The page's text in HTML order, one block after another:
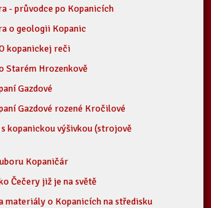
- průvodce po Kopanicích
o geologii Kopanic
kopanickej reči
Starém Hrozenkově
Gazdové
Gazdové rozené Kročilové
kopanickou výšivkou (strojově
Kopaničár
Čečery již je na světě
materiály o Kopanicích na středisku